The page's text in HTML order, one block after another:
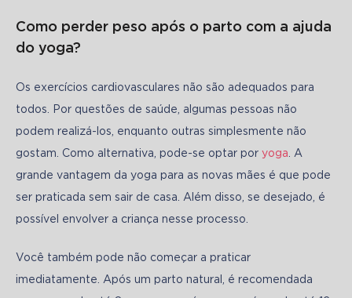
Como perder peso após o parto com a ajuda
do yoga?
Os exercícios cardiovasculares não são adequados para
todos. Por questões de saúde, algumas pessoas não
podem realizá-los, enquanto outras simplesmente não
gostam. Como alternativa, pode-se optar por yoga . A
grande vantagem da yoga para as novas mães é que pode
ser praticada sem sair de casa. Além disso, se desejado, é
possível envolver a criança nesse processo.
Você também pode não começar a praticar
imediatamente. Após um parto natural, é recomendada